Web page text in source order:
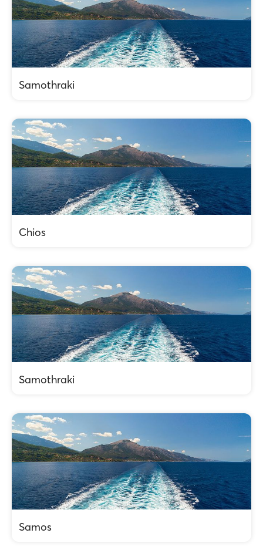
Samothraki
Chios
Samothraki
Samos